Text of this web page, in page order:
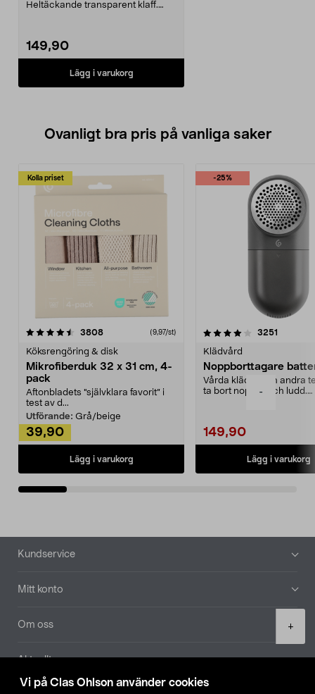
Vi på Clas Ohlson använder cookies
-
+
Heltäckande transparent klaff.
149,90
Lägg i varukorg
Ovanligt bra pris på vanliga saker
Kolla priset
3808recensioner (9,97/st)
Köksrengöring & disk
Mikrofiberduk 32 x 31 cm, 4-
pack
Aftonbladets "självklara favorit” i
test av d...
Utförande: Grå/beige
39,90
Lägg i varukorg
-25%
4.0av 5 stjärnor 3251
Klädvård
Noppborttagare
Vårda kläder och andra
ta bort noppor och ludd.
149,90
Lägg i varukorg
4.5av 5 stjärnor
Sidfot
Kundservice
Mitt konto
Om oss
Aktuellt